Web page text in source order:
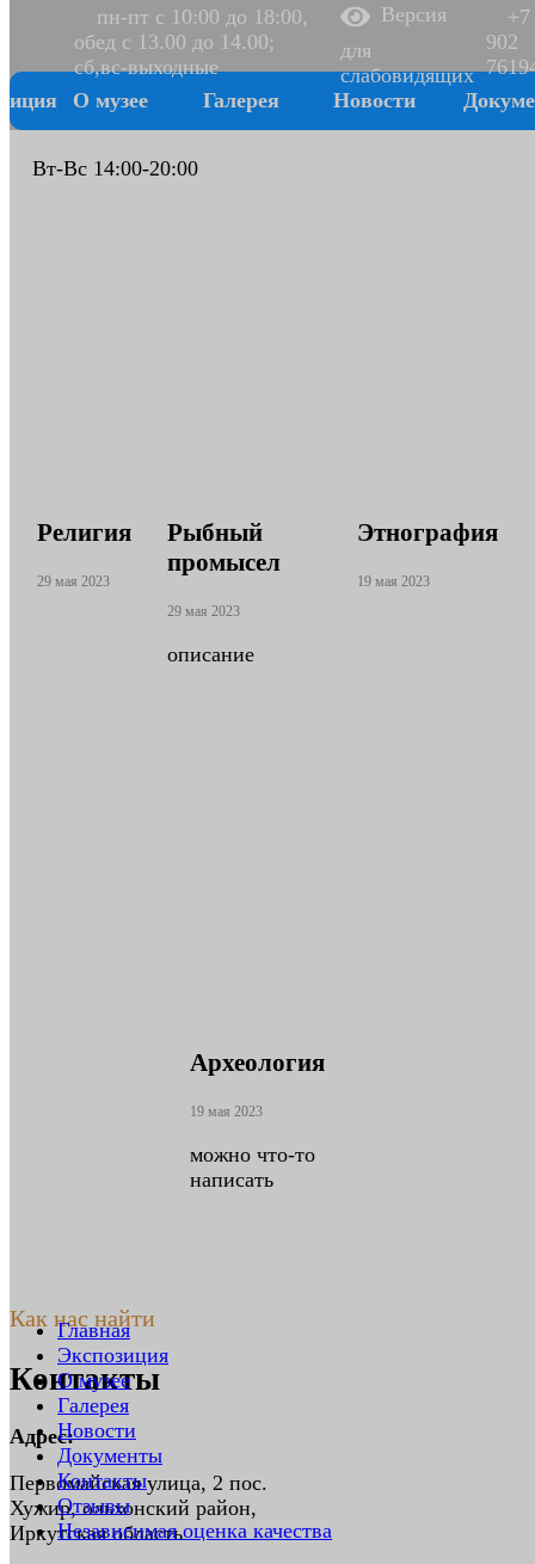
пн-пт с 10:00 до 18:00,
обед с 13.00 до 14.00;
сб,вс-выходные
Версия
для
слабовидящих
+7
902
О музее Галерея Новости
Вт-Вс 14:00-20:00
Главная
Экспозиция
О музее
Галерея
Новости
Документы
Контакты
Отзывы
Независимая оценка качества
Религия
29 мая 2023
Рыбный
промысел
29 мая 2023
описание
Этнография
19 мая 2023
Археология
19 мая 2023
можно что-то
написать
Как нас найти
Контакты
Адрес:
Первомайская улица, 2 пос.
Хужир, ольхонский район,
Иркутская область